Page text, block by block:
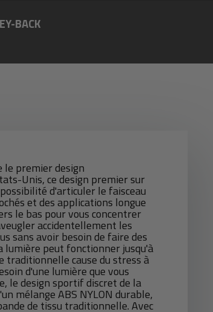
BACK
le premier design
Unis, ce design premier sur
d'articuler le faisceau
et des applications longue
le bas pour vous concentrer
accidentellement les
sans avoir besoin de faire des
peut fonctionner jusqu'à
traditionnelle cause du stress à
d'une lumière que vous
le design sportif discret de la
mélange ABS NYLON durable,
de tissu traditionnelle. Avec